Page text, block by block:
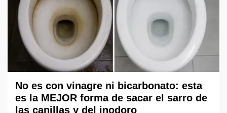
No es con vinagre ni bicarbonato: esta
es la MEJOR forma de sacar el sarro de
las canillas y del inodoro